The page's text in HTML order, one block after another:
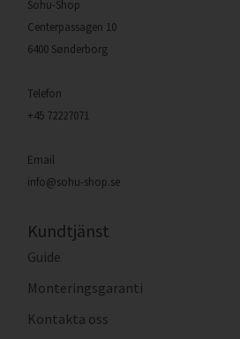
Sohu-Shop
Centerpassagen 10
6400 Sønderborg
Telefon
+45 72227071
Email
info@sohu-shop.se
Kundtjänst
Guide
Monteringsgaranti
Kontakta oss